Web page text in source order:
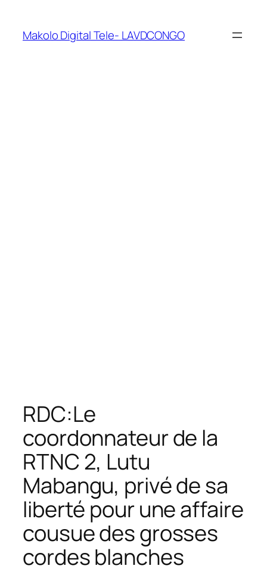
Makolo Digital Tele- LAVDCONGO
RDC:Le
coordonnateur de la
RTNC 2, Lutu
Mabangu, privé de sa
liberté pour une affaire
cousue des grosses
cordes blanches